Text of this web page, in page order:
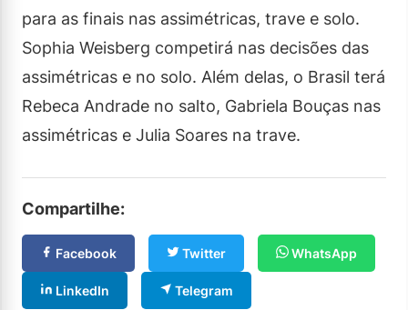
para as finais nas assimétricas, trave e solo.
Sophia Weisberg competirá nas decisões das
assimétricas e no solo. Além delas, o Brasil terá
Rebeca Andrade no salto, Gabriela Bouças nas
assimétricas e Julia Soares na trave.
Compartilhe:
Facebook Twitter WhatsApp
LinkedIn Telegram